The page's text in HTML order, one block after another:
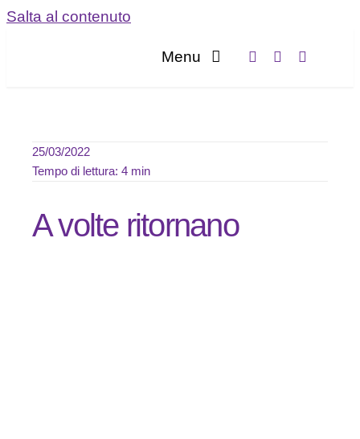
Salta al contenuto
Menu
25/03/2022
Tempo di lettura: 4 min
A volte ritornano